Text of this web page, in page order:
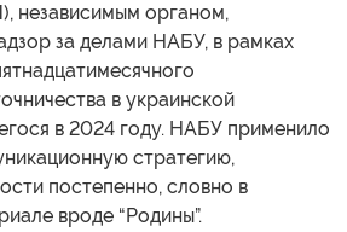
независимым органом,
за делами НАБУ, в рамках
в украинской
в 2024 году. НАБУ применило
стратегию,
постепенно, словно в
вроде “Родины”.